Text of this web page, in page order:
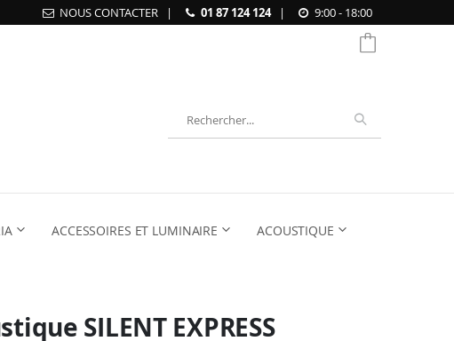
NOUS CONTACTER | 01 87 124 124 | 9:00 - 18:00
ACCESSOIRES ET LUMINAIRE ACOUSTIQUE
SILENT EXPRESS